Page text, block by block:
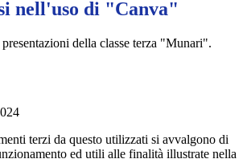
nell'uso di "Canva"
della classe terza "Munari".
terzi da questo utilizzati si avvalgono di
ed utili alle finalità illustrate nella